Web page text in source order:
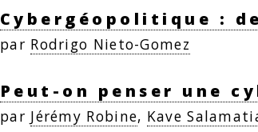
Cybergéopolitique :
par Rodrigo Nieto-Gomez
Peut-on penser une
par Jérémy Robine, Kave